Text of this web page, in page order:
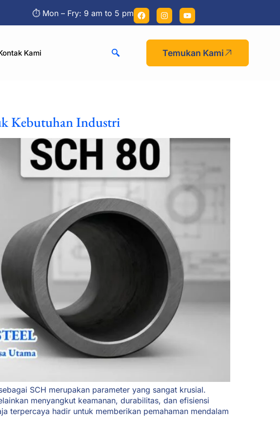
⏱︎ Mon – Fry: 9 am to 5 pm
Kami Temukan Kami
Kebutuhan Industri
SCH merupakan parameter yang sangat krusial.
menyangkut keamanan, durabilitas, dan efisiensi
terpercaya hadir untuk memberikan pemahaman mendalam